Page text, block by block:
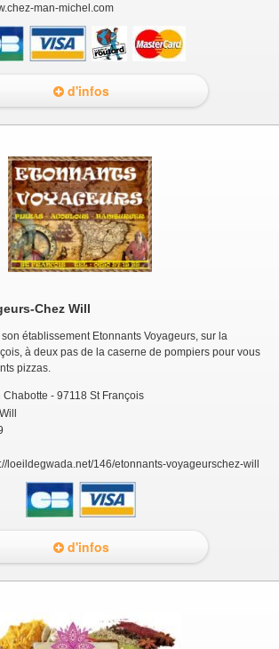
man-michel.com
d'infos
Chez Will
établissement Etonnants Voyageurs, sur la
à deux pas de la caserne de pompiers pour vous
pizzas.
Chabotte - 97118 St François
Will
loeildegwada.net/146/etonnants-voyageurschez-will
d'infos